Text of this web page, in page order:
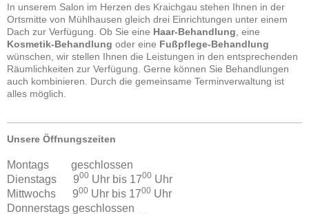
In unserem Salon im Herzen des Kraichgau stehen Ihnen in der
Ortsmitte von Mühlhausen gleich drei Einrichtungen unter einem
Dach zur Verfügung. Ob Sie eine Haar-Behandlung , eine
Kosmetik-Behandlung oder eine Fußpflege-Behandlung
wünschen, wir stellen Ihnen die Leistungen in den entsprechenden
Räumlichkeiten zur Verfügung. Gerne können Sie Behandlungen
auch kombinieren. Durch die gemeinsame Terminverwaltung ist
alles möglich.
Unsere Öffnungszeiten
Montags geschlossen
Dienstags 900 Uhr bis 1700 Uhr
Mittwochs 900 Uhr bis 1700 Uhr
Donnerstags geschlossen